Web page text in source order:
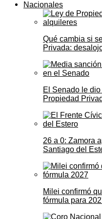
Nacionales
Qué cambia si
Privada:
El Senado le
Propiedad
26 a 0: Zamora
Santiago del
Milei confirmó
fórmula para